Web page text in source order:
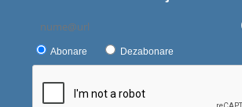
Abonare Dezabonare